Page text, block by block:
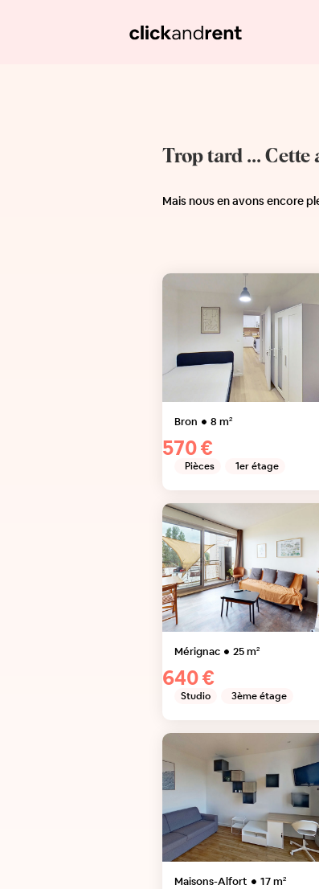
Trop tard ... Cette
Mais nous en avons encore
Bron 8 m²
570 €
Pièces 1er étage
Mérignac 25m²
640 €
Studio 3ème étage
Maisons-Alfort 17m²